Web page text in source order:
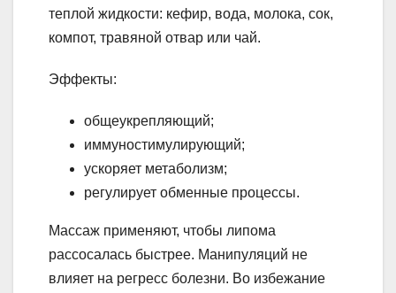
теплой жидкости: кефир, вода, молока, сок,
компот, травяной отвар или чай.
Эффекты:
общеукрепляющий;
иммуностимулирующий;
ускоряет метаболизм;
регулирует обменные процессы.
Массаж применяют, чтобы липома
рассосалась быстрее. Манипуляций не
влияет на регресс болезни. Во избежание